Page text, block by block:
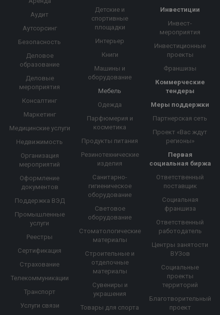
Аудит
Аутсорсинг
Безопасность
Деловое
образование
Деловые
мероприятия
Консалтинг
Маркетинг
Медицинские услуги
Недвижимость
Организация
мероприятий
Оформление
документов
Поддержка ВЭД
Промышленные
услуги
Реестры
Сертификация
Страхование
Телекоммуникации
Транспорт
Услуги связи
Детские и
спортивные
площадки
Интерьер
Книги
Машины и
оборудование
Мебель
Одежда
Парфюмерия и
косметика
Продукты питания
Резинотехнические
изделия
Санитарно-
гигиеническое
оборудование
Световое
оборудование
Стоматологические
материалы
Строительные и
отделочные
материалы
Сувениры и
украшения
Товары для спорта
Инвестиции
Инвест-
мероприятия
Инвестиционные
проекты
Франшизы
Коммерческие
тендеры
Меры поддержки
Партнерская сеть
Проект «Вас ждут
регионы»
Первая
социальная биржа
Ответственный
поставщик
Социальная
франшиза
Ответственный
работодатель
Центры занятости
ВУЗов
Социальные
проекты
территорий
Благотворительный
проект